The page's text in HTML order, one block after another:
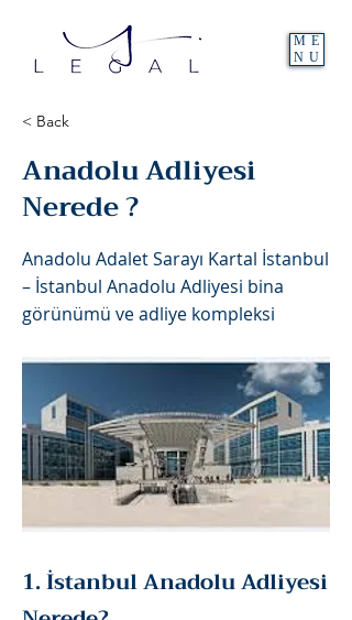
ME
NU
< Back
Anadolu Adliyesi
Nerede ?
Anadolu Adalet Sarayı Kartal İstanbul
– İstanbul Anadolu Adliyesi bina
görünümü ve adliye kompleksi
1. İstanbul Anadolu Adliyesi